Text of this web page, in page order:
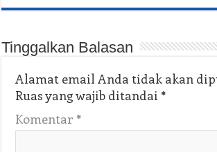
Tinggalkan Balasan
Alamat email Anda tidak akan
Ruas yang wajib ditandai *
Komentar *